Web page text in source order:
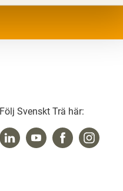
Följ Svenskt Trä här: